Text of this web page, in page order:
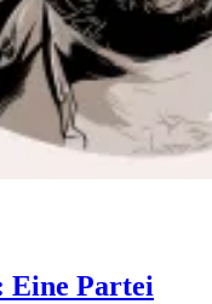
Eine Partei